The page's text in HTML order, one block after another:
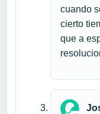
cuando
cierto
que a